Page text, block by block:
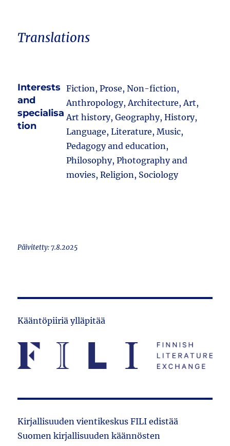
Translations
Interests
and
specialisa
tion
Fiction, Prose, Non-fiction,
Anthropology, Architecture, Art,
Art history, Geography, History,
Language, Literature, Music,
Pedagogy and education,
Philosophy, Photography and
movies, Religion, Sociology
Päivitetty: 7.8.2025
Kääntöpiiriä ylläpitää
Kirjallisuuden vientikeskus FILI edistää
Suomen kirjallisuuden käännösten